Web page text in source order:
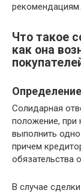
рекомендациям.
Что такое
как она
Солидарная
положение, при
выполнить
причем
обязательства
В случае